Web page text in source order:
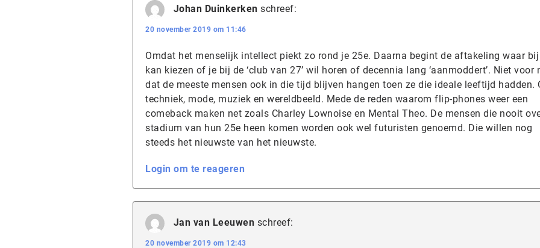
Johan Duinkerken schreef:
20 november 2019 om 11:46
Omdat het menselijk intellect piekt zo rond je 25e. Daarna begint de aftakeling waar
kan kiezen of je bij de ‘club van 27’ wil horen of decennia lang ‘aanmoddert’. Niet voor
dat de meeste mensen ook in die tijd blijven hangen toen ze die ideale leeftijd hadden.
techniek, mode, muziek en wereldbeeld. Mede de reden waarom flip-phones weer een
comeback maken net zoals Charley Lownoise en Mental Theo. De mensen die nooit
stadium van hun 25e heen komen worden ook wel futuristen genoemd. Die willen nog
steeds het nieuwste van het nieuwste.
Login om te reageren
Jan van Leeuwen schreef:
20 november 2019 om 12:43